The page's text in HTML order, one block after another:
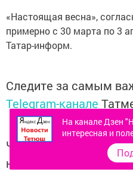
«Настоящая весна»,
примерно с 30 марта по 3
Татар-информ.
Следите за самым
Telegram-канале
Читайте новости
национальном
На канале Дзен
интересная и